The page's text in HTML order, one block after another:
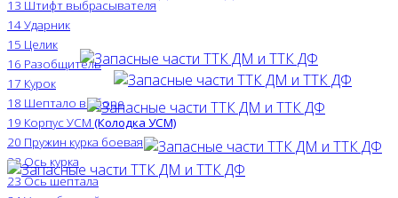
13 Штифт выбрасывателя
14 Ударник
15 Целик
16 Разобщитель
17 Курок
18 Шептало в сборе
19 Корпус УСМ (Колодка УСМ)
20 Пружин курка боевая
22 Ось курка
23 Ось шептала